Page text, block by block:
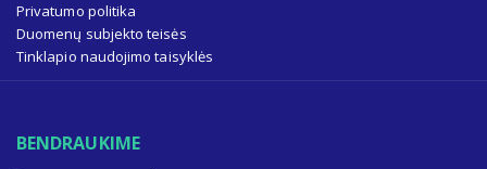
Privatumo politika
Duomenų subjekto teisės
Tinklapio naudojimo taisyklės
BENDRAUKIME